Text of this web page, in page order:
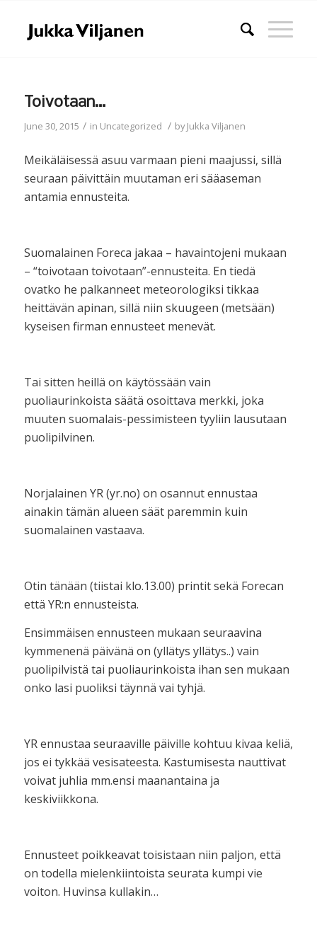
Toivotaan…
June 30, 2015 / in Uncategorized / byJukka Viljanen
Meikäläisessä asuu varmaan pieni maajussi, sillä
seuraan päivittäin muutaman eri sääaseman
antamia ennusteita.
Suomalainen Foreca jakaa – havaintojeni mukaan
– “toivotaan toivotaan”-ennusteita. En tiedä
ovatko he palkanneet meteorologiksi tikkaa
heittävän apinan, sillä niin skuugeen (metsään)
kyseisen firman ennusteet menevät.
Tai sitten heillä on käytössään vain
puoliaurinkoista säätä osoittava merkki, joka
muuten suomalais-pessimisteen tyyliin lausutaan
puolipilvinen.
Norjalainen YR (yr.no) on osannut ennustaa
ainakin tämän alueen säät paremmin kuin
suomalainen vastaava.
Otin tänään (tiistai klo.13.00) printit sekä Forecan
että YR:n ennusteista.
Ensimmäisen ennusteen mukaan seuraavina
kymmenenä päivänä on (yllätys yllätys..) vain
puolipilvistä tai puoliaurinkoista ihan sen mukaan
onko lasi puoliksi täynnä vai tyhjä.
YR ennustaa seuraaville päiville kohtuu kivaa keliä,
jos ei tykkää vesisateesta. Kastumisesta nauttivat
voivat juhlia mm.ensi maanantaina ja
keskiviikkona.
Ennusteet poikkeavat toisistaan niin paljon, että
on todella mielenkiintoista seurata kumpi vie
voiton. Huvinsa kullakin…